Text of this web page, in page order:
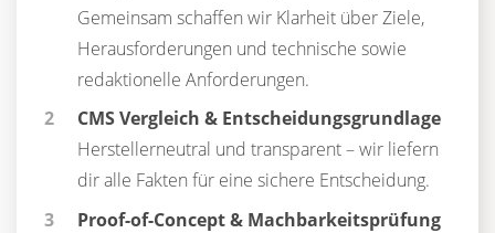
Gemeinsam schaffen wir Klarheit über Ziele,
Herausforderungen und technische sowie
redaktionelle Anforderungen.
CMS Vergleich & Entscheidungsgrundlage
Herstellerneutral und transparent – wir liefern
dir alle Fakten für eine sichere Entscheidung.
Proof-of-Concept & Machbarkeitsprüfung